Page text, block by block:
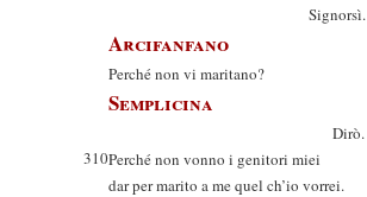
Signorsì.
Arcifanfano
Perché non vi maritano?
Semplicina
Dirò.
310Perché non vonno i genitori miei
dar per marito a me quel ch’io vorrei.